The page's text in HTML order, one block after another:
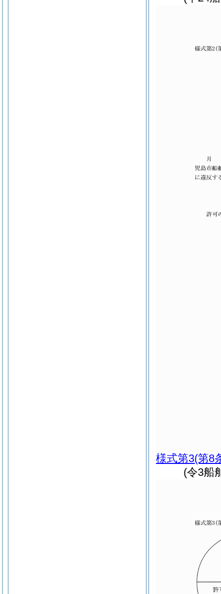
様式第3(第8
(令3船